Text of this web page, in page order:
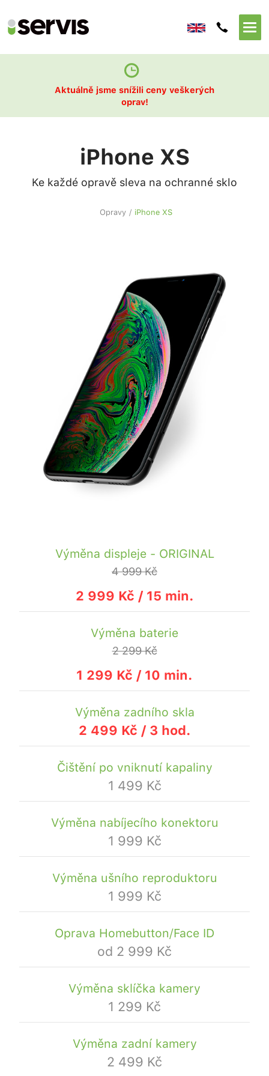
Aktuálně jsme snížili ceny veškerých
oprav!
iPhone XS
Ke každé opravě sleva na ochranné sklo
Opravy / iPhone XS
Výměna displeje - ORIGINAL
4 999 Kč
2 999 Kč / 15 min.
Výměna baterie
2 299 Kč
1 299 Kč / 10 min.
Výměna zadního skla
2 499 Kč / 3 hod.
Čištění po vniknutí kapaliny
1 499 Kč
Výměna nabíjecího konektoru
1 999 Kč
Výměna ušního reproduktoru
1 999 Kč
Oprava Homebutton/Face ID
od 2 999 Kč
Výměna sklíčka kamery
1 299 Kč
Výměna zadní kamery
2 499 Kč